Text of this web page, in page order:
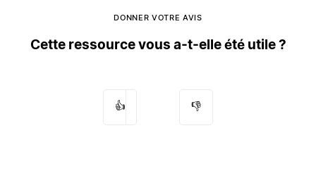
DONNER VOTRE AVIS
Cette ressource vous a-t-elle été utile ?
👍 👎